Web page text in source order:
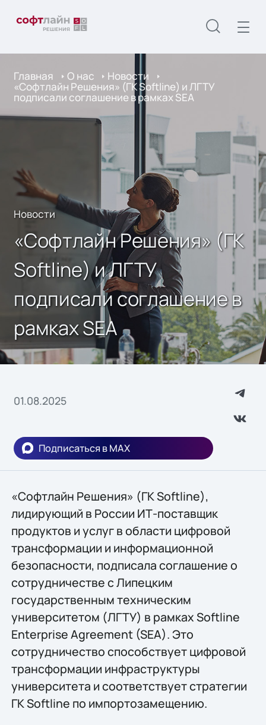
Главная О нас Новости
«Софтлайн Решения» (ГК Softline) и ЛГТУ
подписали соглашение в рамках SEA
Новости
«Софтлайн Решения» (ГК
Softline) и ЛГТУ
подписали соглашение в
рамках SEA
01.08.2025
Подписаться в MAX
«Софтлайн Решения» (ГК Softline),
лидирующий в России ИТ-поставщик
продуктов и услуг в области цифровой
трансформации и информационной
безопасности, подписала соглашение о
сотрудничестве с Липецким
государственным техническим
университетом (ЛГТУ) в рамках Softline
Enterprise Agreement (SEA). Это
сотрудничество способствует цифровой
трансформации инфраструктуры
университета и соответствует стратегии
ГК Softline по импортозамещению.